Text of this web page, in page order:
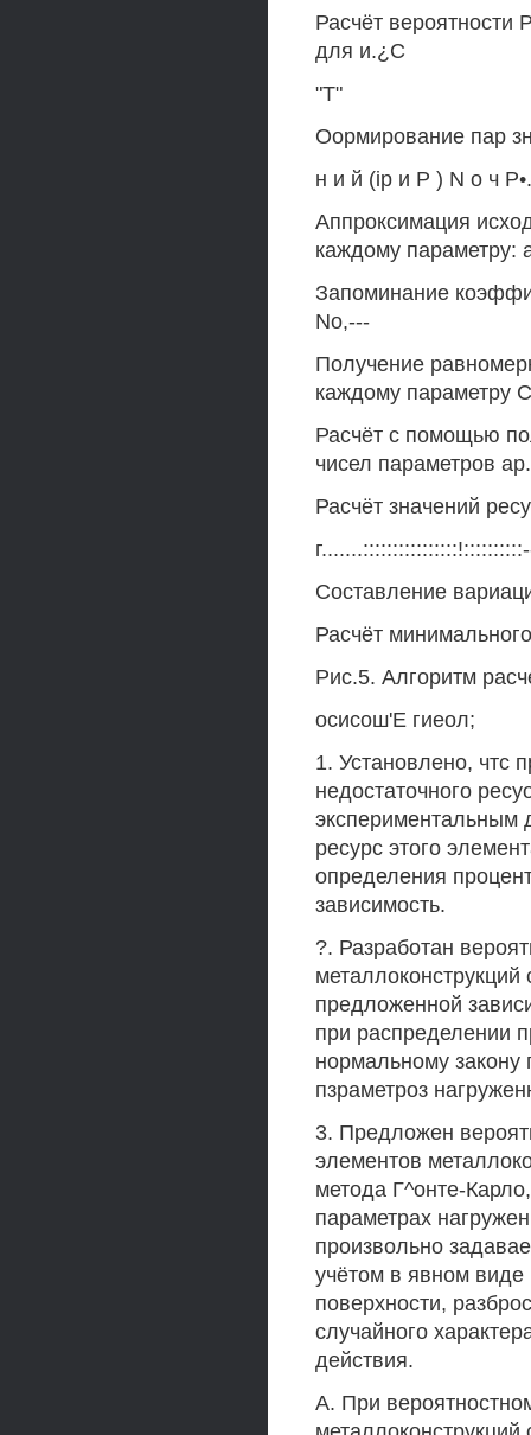
Расчёт
для и.¿С
"Т"
Оормирование пар
н и й (ip и Р ) N о ч
Аппроксимация
каждому параметру:
Запоминание
No,---
Получение
каждому параметру
Расчёт с помощью
чисел параметров
Расчёт значений
Составление
Расчёт
Рис.5. Алгоритм
осисош'Е гиеол;
1. Установлено, чтс
недостаточного
экспериментальным
ресурс этого
определения
зависимость.
?. Разработан
предложенной
при распределении
нормальному закону
пзраметроз
3. Предложен
элементов
метода Г^онте-
параметрах
произвольно
учётом в явном виде
поверхности,
случайного
действия.
А. При